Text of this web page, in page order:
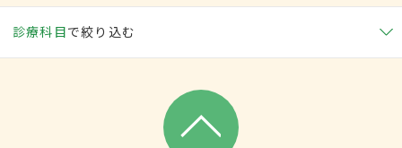
診療科目で絞り込む